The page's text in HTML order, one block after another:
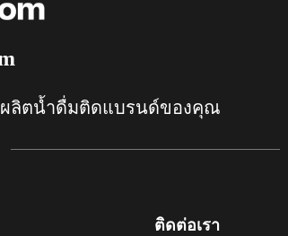
ลิตน้ำดื่มติดแบรนด์ของคุณ
ติดต่อเรา